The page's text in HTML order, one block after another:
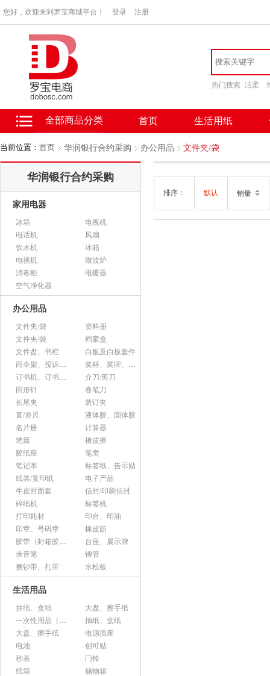
您好，欢迎来到罗宝商城平台！ 登录 注册
热门搜索 洁柔
全部商品分类 首页 生活用纸
当前位置： 首页 华润银行合约采购 办公用品 文件夹/袋
华润银行合约采购
家用电器
冰箱
电视机
电话机
风扇
饮水机
冰箱
电视机
微波炉
消毒柜
电暖器
空气净化器
办公用品
文件夹/袋
资料册
文件夹/袋
档案盒
文件盘、书栏
白板及白板套件
雨伞架、投诉意见箱、杂志架等杂项
奖杯、奖牌、证书
订书机、订书针、起钉器
介刀/剪刀
回形针
卷笔刀
长尾夹
装订夹
直/劵尺
液体胶、固体胶
名片册
计算器
笔筒
橡皮擦
胶纸座
笔类
笔记本
标签纸、告示贴
纸类/复印纸
电子产品
牛皮封面套
信封/印刷信封
碎纸机
标签机
打印耗材
印台、印油
印章、号码章
橡皮筋
胶带（封箱胶、透明胶、美纹胶、双面胶等）
台座、展示牌
录音笔
铆管
捆钞带、扎带
水松板
生活用品
抽纸、盒纸
大盘、擦手纸
一次性用品（纸杯、胶杯、叉子、碟子等）
抽纸、盒纸
大盘、擦手纸
电源插座
电池
创可贴
秒表
门铃
纸箱
储物箱
排序： 默认 销量